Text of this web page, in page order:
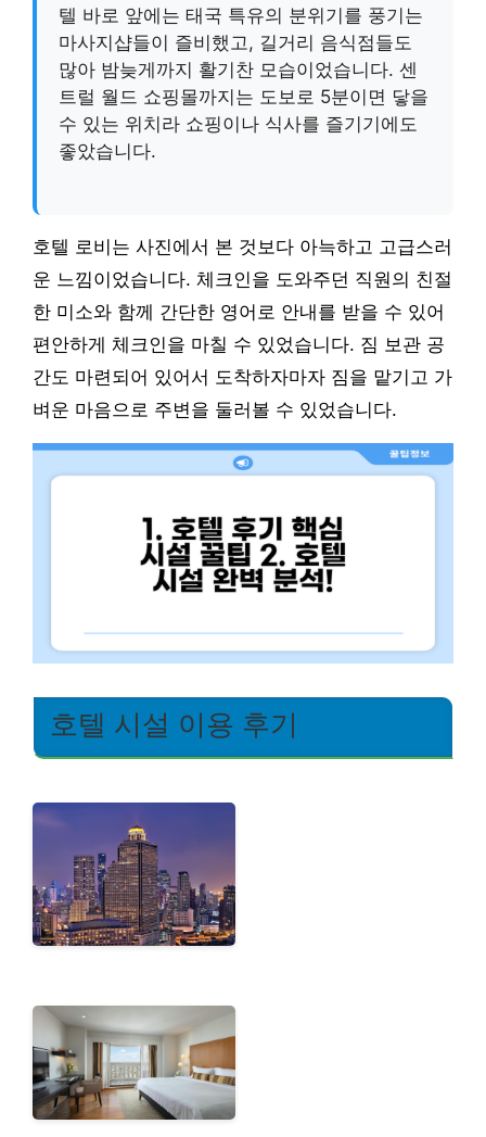
텔 바로 앞에는 태국 특유의 분위기를 풍기는
마사지샵들이 즐비했고, 길거리 음식점들도
많아 밤늦게까지 활기찬 모습이었습니다. 센
트럴 월드 쇼핑몰까지는 도보로 5분이면 닿을
수 있는 위치라 쇼핑이나 식사를 즐기기에도
좋았습니다.
호텔 로비는 사진에서 본 것보다 아늑하고 고급스러
운 느낌이었습니다. 체크인을 도와주던 직원의 친절
한 미소와 함께 간단한 영어로 안내를 받을 수 있어
편안하게 체크인을 마칠 수 있었습니다. 짐 보관 공
간도 마련되어 있어서 도착하자마자 짐을 맡기고 가
벼운 마음으로 주변을 둘러볼 수 있었습니다.
호텔 시설 이용 후기